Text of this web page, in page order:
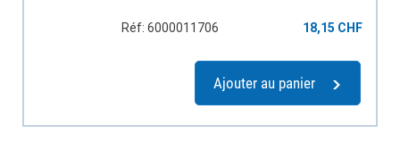
Réf: 6000011706 18,15 CHF
Ajouter au panier